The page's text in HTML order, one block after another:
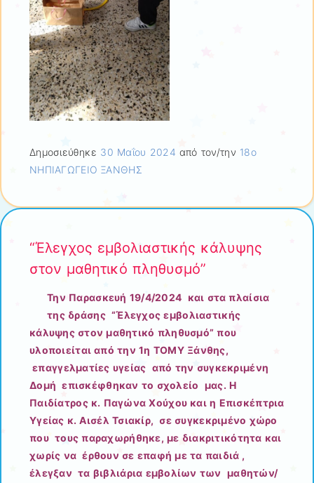
Δημοσιεύθηκε 30 Μαΐου 2024 από τον/την 18ο
ΝΗΠΙΑΓΩΓΕΙΟ ΞΑΝΘΗΣ
“Έλεγχος εμβολιαστικής κάλυψης
στον μαθητικό πληθυσμό”
Την Παρασκευή 19/4/2024 και στα πλαίσια
της δράσης “Έλεγχος εμβολιαστικής
κάλυψης στον μαθητικό πληθυσμό” που
υλοποιείται από την 1η ΤΟΜΥ Ξάνθης,
επαγγελματίες υγείας από την συγκεκριμένη
Δομή επισκέφθηκαν το σχολείο μας. Η
Παιδίατρος κ. Παγώνα Χούχου και η Επισκέπτρια
Υγείας κ. Αισέλ Τσιακίρ, σε συγκεκριμένο χώρο
που τους παραχωρήθηκε, με διακριτικότητα και
χωρίς να έρθουν σε επαφή με τα παιδιά ,
έλεγξαν τα βιβλιάρια εμβολίων των μαθητών/